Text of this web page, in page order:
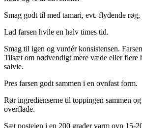
Smag godt til med tamari, evt. flydende røg,
Lad farsen hvile en halv times tid.
Smag til igen og vurdér konsistensen.
Tilsæt om nødvendigt mere væde eller flere
salvie.
Pres farsen godt sammen i en ovnfast form.
Rør ingredienserne til toppingen sammen
overflade.
Sæt postejen i en 200 grader varm ovn 15-